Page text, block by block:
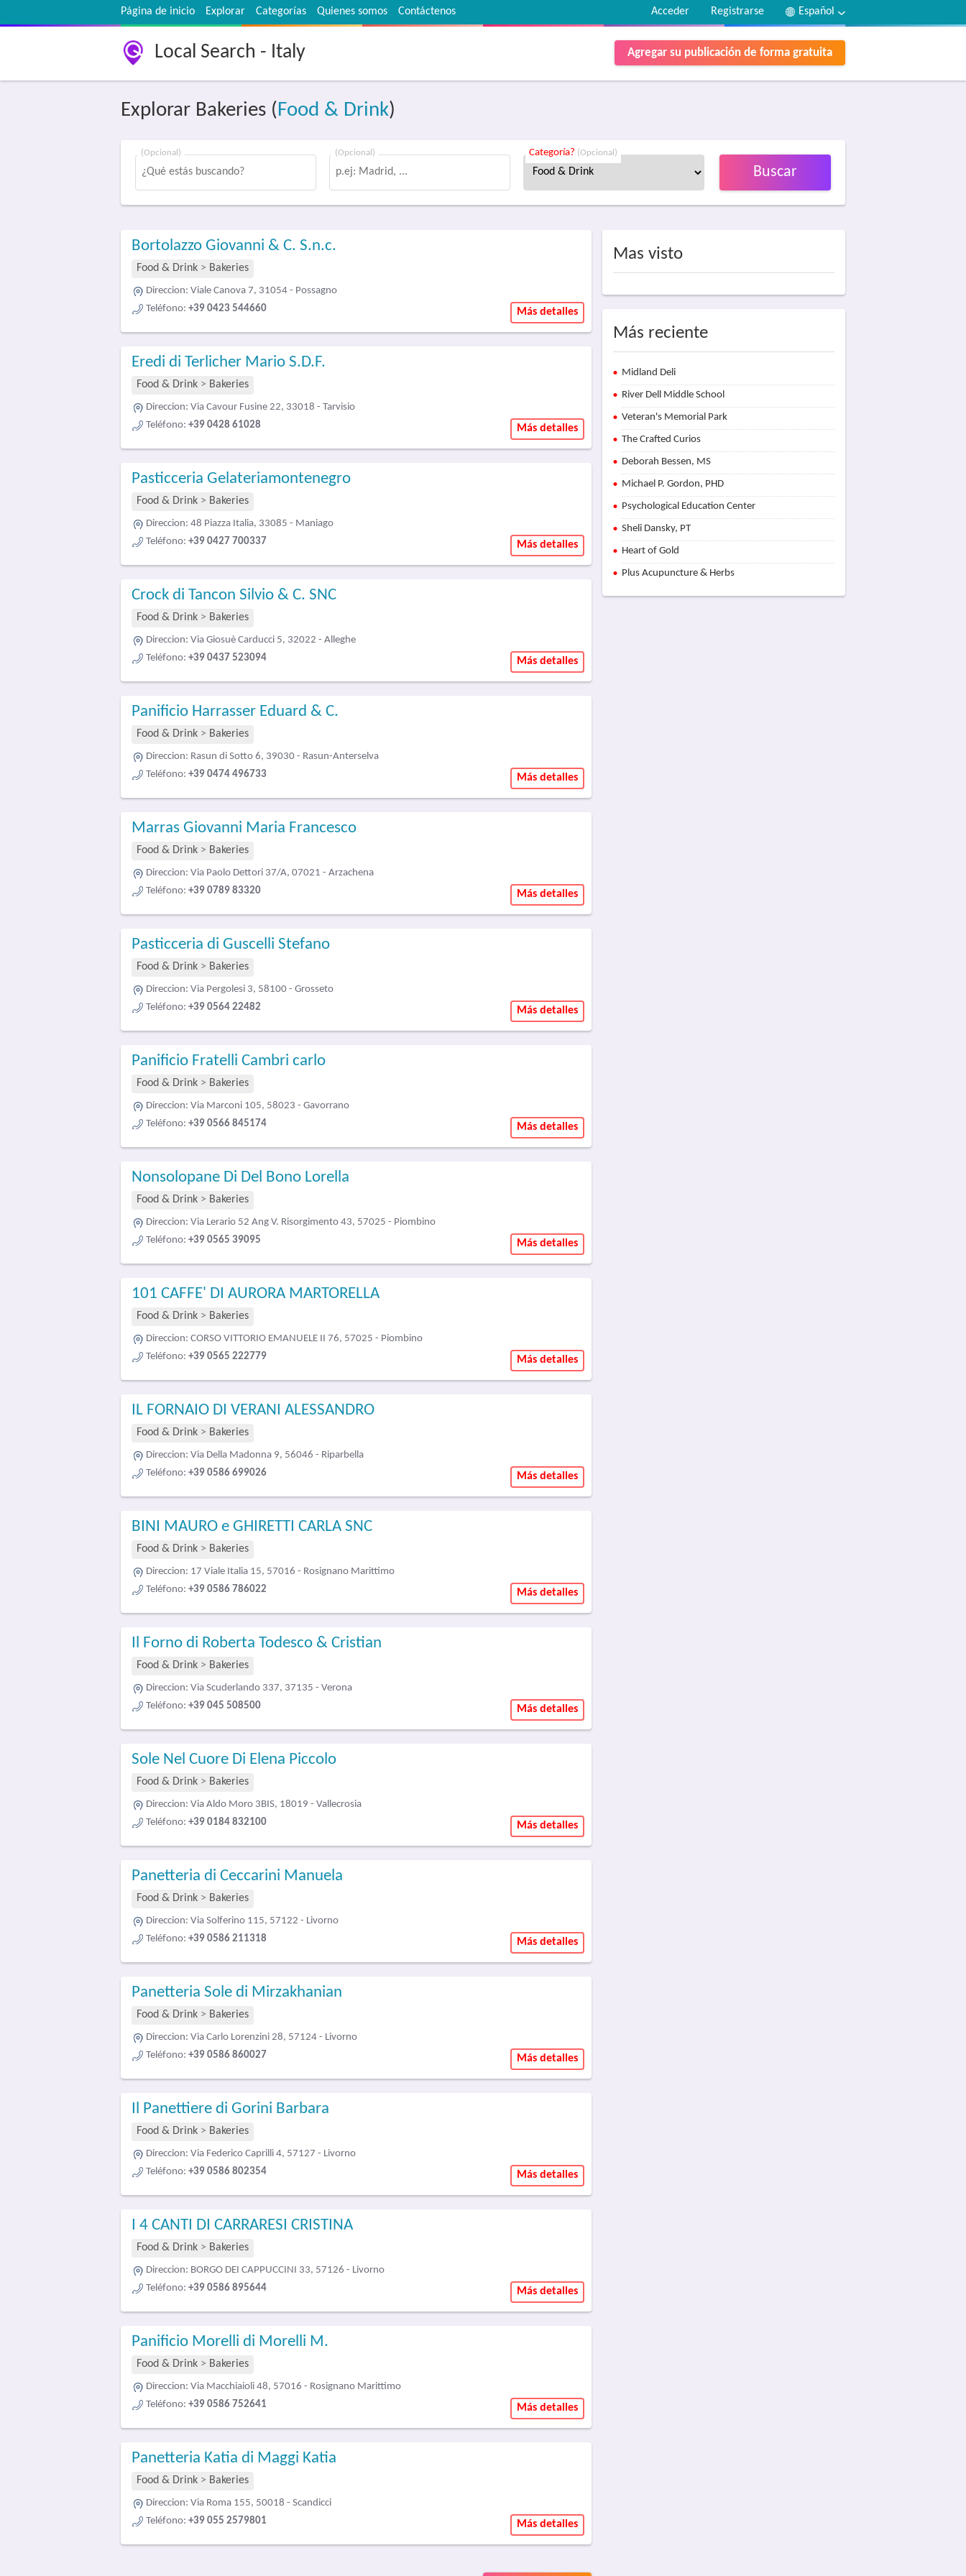
Página de inicio Explorar Categorías Quienes somos Contáctenos Español
Registrarse
Acceder
Local Search - Italy Agregar su publicación de forma gratuita
Explorar Bakeries (Food & Drink)
(Opcional) (Opcional) Categoría? (Opcional)
Buscar
Bortolazzo Giovanni & C. S.n.c.
Food & Drink > Bakeries
Direccion: Viale Canova 7, 31054 - Possagno
Teléfono: +39 0423 544660 Más detalles
Eredi di Terlicher Mario S.D.F.
Food & Drink > Bakeries
Direccion: Via Cavour Fusine 22, 33018 - Tarvisio
Teléfono: +39 0428 61028 Más detalles
Pasticceria Gelateriamontenegro
Food & Drink > Bakeries
Direccion: 48 Piazza Italia, 33085 - Maniago
Teléfono: +39 0427 700337 Más detalles
Crock di Tancon Silvio & C. SNC
Food & Drink > Bakeries
Direccion: Via Giosuè Carducci 5, 32022 - Alleghe
Teléfono: +39 0437 523094 Más detalles
Panificio Harrasser Eduard & C.
Food & Drink > Bakeries
Direccion: Rasun di Sotto 6, 39030 - Rasun-Anterselva
Teléfono: +39 0474 496733 Más detalles
Marras Giovanni Maria Francesco
Food & Drink > Bakeries
Direccion: Via Paolo Dettori 37/A, 07021 - Arzachena
Teléfono: +39 0789 83320 Más detalles
Pasticceria di Guscelli Stefano
Food & Drink > Bakeries
Direccion: Via Pergolesi 3, 58100 - Grosseto
Teléfono: +39 0564 22482 Más detalles
Panificio Fratelli Cambri carlo
Food & Drink > Bakeries
Direccion: Via Marconi 105, 58023 - Gavorrano
Teléfono: +39 0566 845174 Más detalles
Nonsolopane Di Del Bono Lorella
Food & Drink > Bakeries
Direccion: Via Lerario 52 Ang V. Risorgimento 43, 57025 - Piombino
Teléfono: +39 0565 39095 Más detalles
101 CAFFE' DI AURORA MARTORELLA
Food & Drink > Bakeries
Direccion: CORSO VITTORIO EMANUELE II 76, 57025 - Piombino
Teléfono: +39 0565 222779 Más detalles
IL FORNAIO DI VERANI ALESSANDRO
Food & Drink > Bakeries
Direccion: Via Della Madonna 9, 56046 - Riparbella
Teléfono: +39 0586 699026 Más detalles
BINI MAURO e GHIRETTI CARLA SNC
Food & Drink > Bakeries
Direccion: 17 Viale Italia 15, 57016 - Rosignano Marittimo
Teléfono: +39 0586 786022 Más detalles
Il Forno di Roberta Todesco & Cristian
Food & Drink > Bakeries
Direccion: Via Scuderlando 337, 37135 - Verona
Teléfono: +39 045 508500 Más detalles
Sole Nel Cuore Di Elena Piccolo
Food & Drink > Bakeries
Direccion: Via Aldo Moro 3BIS, 18019 - Vallecrosia
Teléfono: +39 0184 832100 Más detalles
Panetteria di Ceccarini Manuela
Food & Drink > Bakeries
Direccion: Via Solferino 115, 57122 - Livorno
Teléfono: +39 0586 211318 Más detalles
Panetteria Sole di Mirzakhanian
Food & Drink > Bakeries
Direccion: Via Carlo Lorenzini 28, 57124 - Livorno
Teléfono: +39 0586 860027 Más detalles
Il Panettiere di Gorini Barbara
Food & Drink > Bakeries
Direccion: Via Federico Caprilli 4, 57127 - Livorno
Teléfono: +39 0586 802354 Más detalles
I 4 CANTI DI CARRARESI CRISTINA
Food & Drink > Bakeries
Direccion: BORGO DEI CAPPUCCINI 33, 57126 - Livorno
Teléfono: +39 0586 895644 Más detalles
Panificio Morelli di Morelli M.
Food & Drink > Bakeries
Direccion: Via Macchiaioli 48, 57016 - Rosignano Marittimo
Teléfono: +39 0586 752641 Más detalles
Panetteria Katia di Maggi Katia
Food & Drink > Bakeries
Direccion: Via Roma 155, 50018 - Scandicci
Teléfono: +39 055 2579801 Más detalles
Mas visto
Más reciente
Midland Deli
River Dell Middle School
Veteran's Memorial Park
The Crafted Curios
Deborah Bessen, MS
Michael P. Gordon, PHD
Psychological Education Center
Sheli Dansky, PT
Heart of Gold
Plus Acupuncture & Herbs